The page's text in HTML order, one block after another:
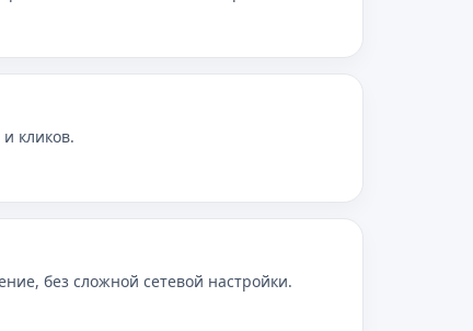
кликов.
без сложной сетевой настройки.